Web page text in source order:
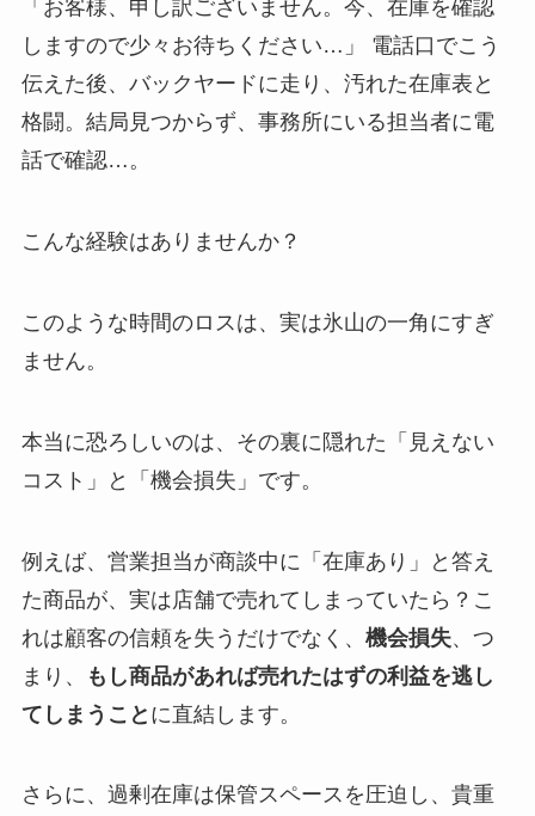
「お客様、申し訳ございません。今、在庫を確認
しますので少々お待ちください…」 電話口でこう
伝えた後、バックヤードに走り、汚れた在庫表と
格闘。結局見つからず、事務所にいる担当者に電
話で確認…。
こんな経験はありませんか？
このような時間のロスは、実は氷山の一角にすぎ
ません。
本当に恐ろしいのは、その裏に隠れた「見えない
コスト」と「機会損失」です。
例えば、営業担当が商談中に「在庫あり」と答え
た商品が、実は店舗で売れてしまっていたら？こ
れは顧客の信頼を失うだけでなく、 機会損失、つ
まり、
もし商品があれば売れたはずの利益を逃し
てしまうこと に直結します。
さらに、過剰在庫は保管スペースを圧迫し、貴重